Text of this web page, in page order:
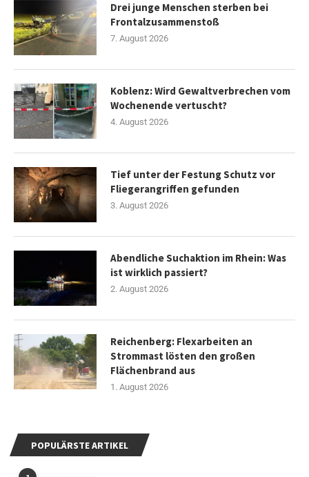
Drei junge Menschen sterben bei
Frontalzusammenstoß
7. August 2026
Koblenz: Wird Gewaltverbrechen vom
Wochenende vertuscht?
4. August 2026
Tief unter der Festung Schutz vor
Fliegerangriffen gefunden
3. August 2026
Abendliche Suchaktion im Rhein: Was
ist wirklich passiert?
2. August 2026
Reichenberg: Flexarbeiten an
Strommast lösten den großen
Flächenbrand aus
1. August 2026
POPULÄRSTE ARTIKEL